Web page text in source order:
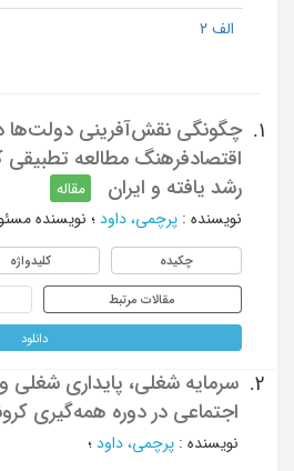
الف 2
1.
چگونگی نقش‌آفرینی دولت‌ها
اقتصادفرهنگ مطالعه تطبیقی
رشد یافته و ایران
مقاله
نویسنده : پرچمی، داود ؛ نویسنده
چکیده کلیدواژه
مقالات مرتبط
دانلود
2.
سرمایه شغلی، پایداری شغلی و
اجتماعی در دوره همه‌گیری
نویسنده : پرچمی، داود ؛